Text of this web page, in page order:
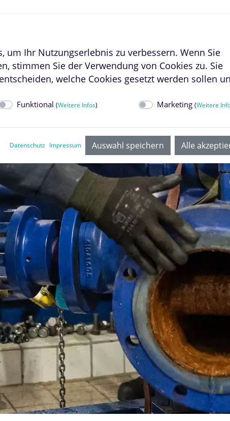
LEISTUNGSSPEKTRUM
um Ihr Nutzungserlebnis zu verbessern. Wenn Sie
stimmen Sie der Verwendung von Cookies zu. Sie
welche Cookies gesetzt werden sollen
Funktional (Weitere Infos) Marketing (Weitere
Datenschutz Impressum Auswahl speichern Alle